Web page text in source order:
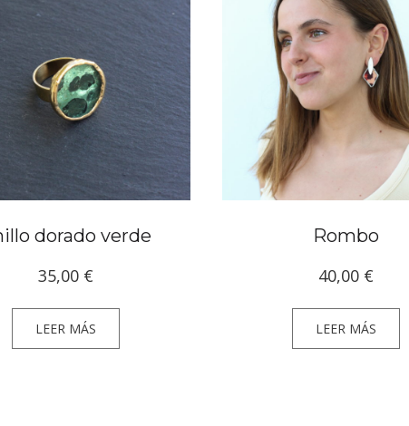
dorado verde
35,00 €
LEER MÁS
Rombo
40,00 €
LEER MÁS